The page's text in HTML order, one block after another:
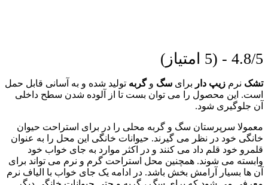
4.8/5 - (5 امتیاز)
تشک نرم زیپ دار برای سگ وگربه تولید شده و به آسانی قابل حمل
است. این محصول را می توان بست تا از آلوده شدن سطح داخلی
آن جلوگیری شود.
معمولا سرپرستان سگ و گربه محلی را در برای استراحت حیوان
خانگی خود در نظر می گیرند. حیوانات خانگی این محل را به عنوان
قلمرو خود قلم داد می کنند و در اکثر موارد به جای خواب خود
وابسته می شوند. همچنین محل استراحت گرم و نرم می تواند برای
آن ها بسیار آرامش بخش باشد. در ادامه یک جای خواب با الیاف نرم